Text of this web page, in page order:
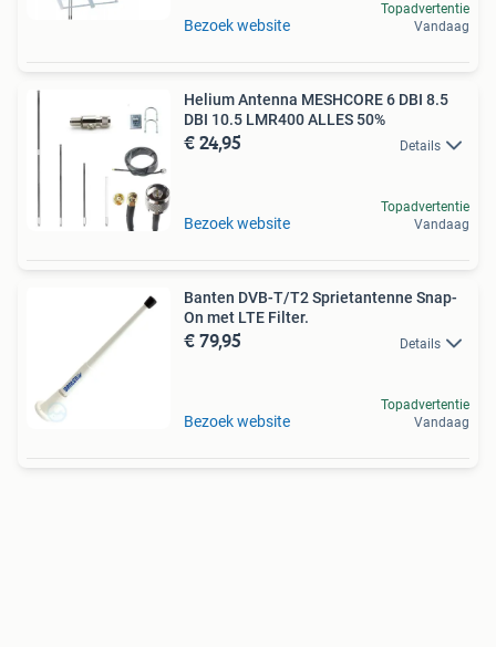
Bezoek website
Topadvertentie
Vandaag
Helium Antenna MESHCORE 6 DBI 8.5
DBI 10.5 LMR400 ALLES 50%
€ 24,95 Details
Bezoek website
Topadvertentie
Vandaag
Banten DVB-T/T2 Sprietantenne Snap-
On met LTE Filter.
€ 79,95 Details
Bezoek website
Topadvertentie
Vandaag